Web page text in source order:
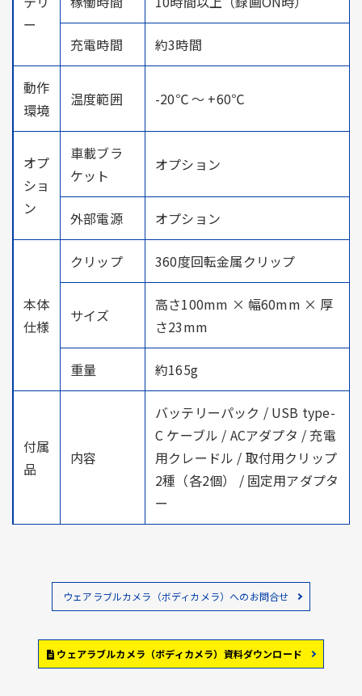
ー
充電時間 約3時間
動作
環境
温度範囲 -20℃ ～ +60℃
オプ
ショ
ン
車載ブラ
ケット
オプション
外部電源 オプション
本体
仕様
クリップ 360度回転金属クリップ
サイズ
高さ100mm × 幅60mm × 厚
さ23mm
重量 約165g
付属
品
内容
バッテリーパック / USB type-
C ケーブル / ACアダプタ / 充電
用クレードル / 取付用クリップ
2種（各2個） / 固定用アダプタ
ー
ウェアラブルカメラ（ボディカメラ）へのお問合せ
ウェアラブルカメラ（ボディカメラ）資料ダウンロード